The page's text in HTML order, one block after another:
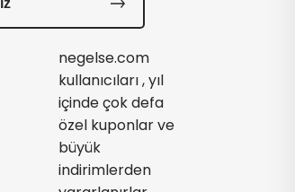
negelse.com
kullanıcıları , yıl
içinde çok defa
özel kuponlar ve
büyük
indirimlerden